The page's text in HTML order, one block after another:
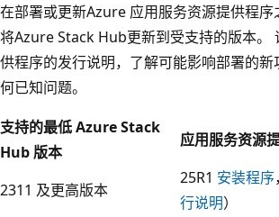
在部署或更新Azure 应用服务资源提供程
将Azure Stack Hub更新到受支持的版本。
供程序的发行说明，了解可能影响部署的
何已知问题。
支持的最低 Azure Stack
Hub 版本
应用服务资源
2311 及更高版本
25R1 安装程序
行说明）